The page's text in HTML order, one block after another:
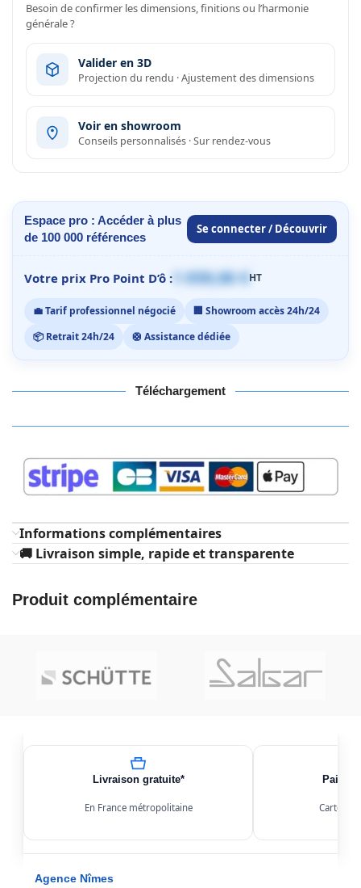
Besoin de confirmer les dimensions, finitions ou l’harmonie
générale ?
Valider en 3D
Projection du rendu · Ajustement des dimensions
Voir en showroom
Conseils personnalisés · Sur rendez-vous
Espace pro : Accéder à plus
de 100 000 références
Se connecter / Découvrir
Votre prix Pro Point D’ô : 1 059,00 €HT
💼 Tarif professionnel négocié
🏢 Showroom accès 24h/24
📦 Retrait 24h/24
🛟 Assistance dédiée
Téléchargement
Informations complémentaires
🚚 Livraison simple, rapide et transparente
Produit complémentaire
Livraison gratuite*
En France métropolitaine Carte,
Agence Nîmes